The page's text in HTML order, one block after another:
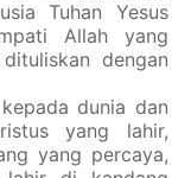
Tuhan Yesus
Allah yang
dengan
dunia dan
yang lahir,
yang percaya,